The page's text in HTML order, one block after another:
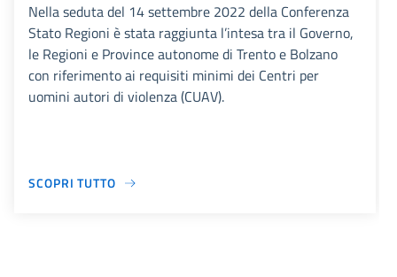
Nella seduta del 14 settembre 2022 della Conferenza
Stato Regioni è stata raggiunta l’intesa tra il Governo,
le Regioni e Province autonome di Trento e Bolzano
con riferimento ai requisiti minimi dei Centri per
uomini autori di violenza (CUAV).
SCOPRI TUTTO